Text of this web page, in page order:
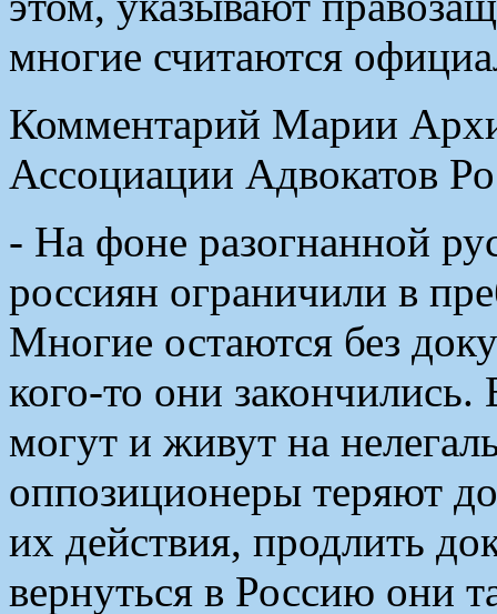
многие считаются
Комментарий Марии
Ассоциации Адвокатов
- На фоне разогнанной
россиян ограничили в
Многие остаются без
кого-то они
могут и живут на
оппозиционеры теряют
их действия, продлить
вернуться в Россию они